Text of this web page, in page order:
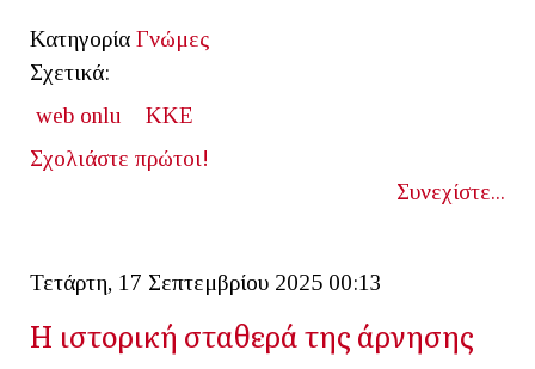
Κατηγορία Γνώμες
Σχετικά:
web onlu
KKE
Σχολιάστε πρώτοι!
Συνεχίστε...
Τετάρτη, 17 Σεπτεμβρίου 2025 00:13
Η ιστορική σταθερά της άρνησης